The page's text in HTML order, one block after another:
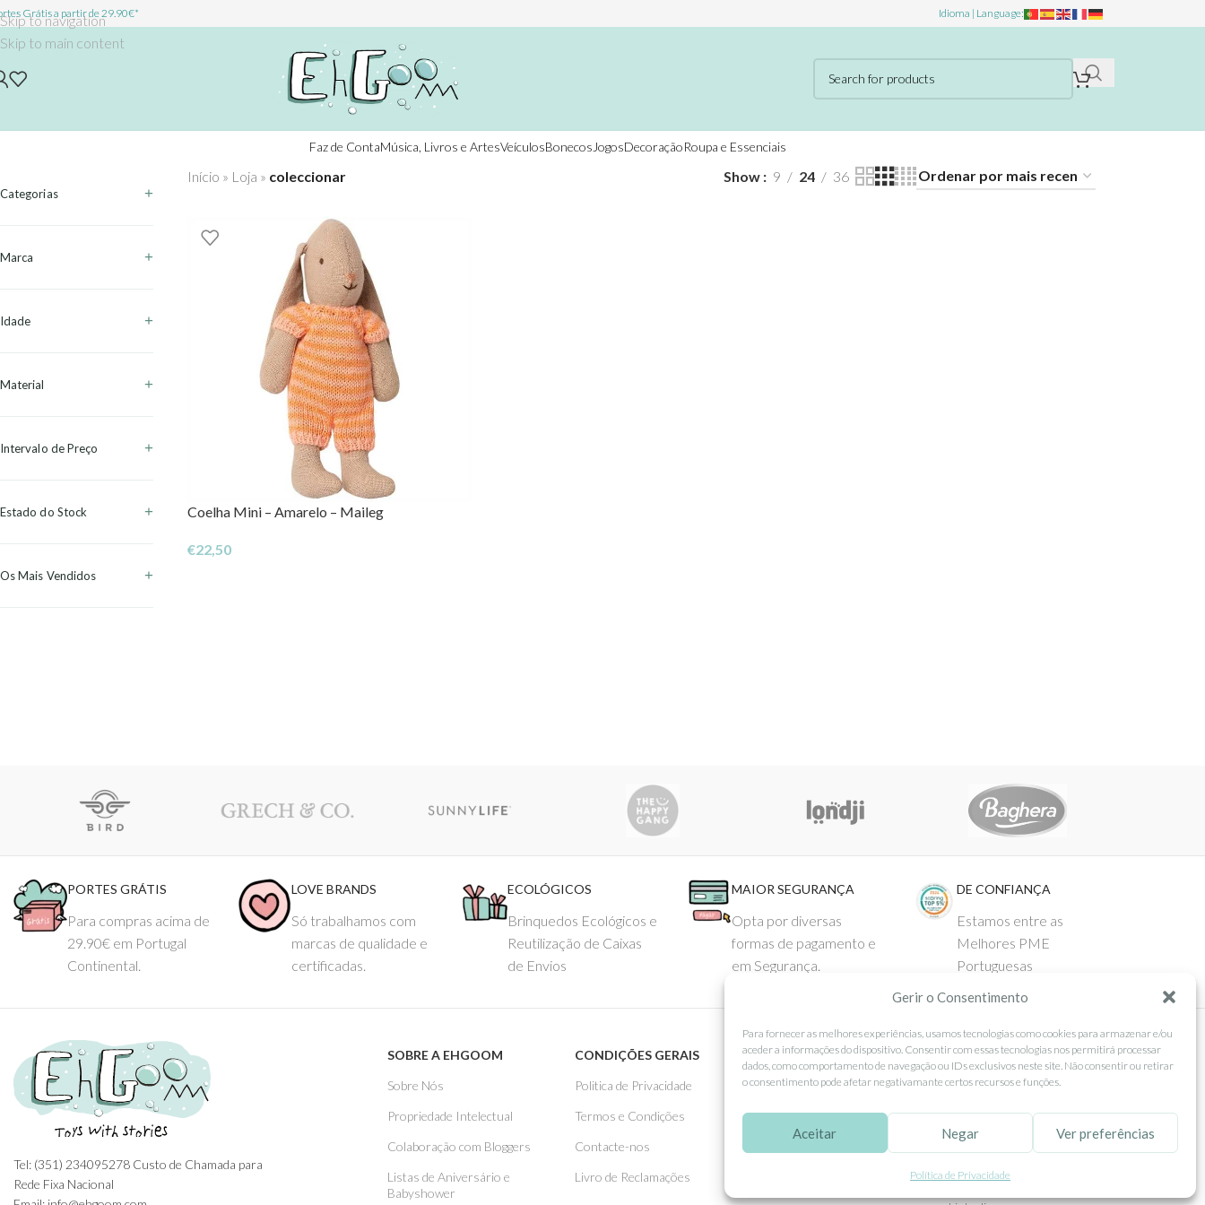
Gerir o Consentimento
Para fornecer as melhores experiências, usamos tecnologias como cookies para armazenar e/ou
aceder a informações do dispositivo. Consentir com essas tecnologias nos permitirá processar
dados, como comportamento de navegação ou IDs exclusivos neste site. Não consentir ou retirar
o consentimento pode afetar negativamante certos recursos e funções.
Aceitar Negar Ver preferências
Política de Privacidade
Skip to navigation
Skip to main content
Grátis a partir de 29.90€* Idioma | Language:
Faz de ContaMúsica, Livros e ArtesVeículosBonecos JogosDecoraçãoRoupa e Essenciais
Categorias
Marca
Idade
Material
Intervalo de Preço
Estado do Stock
Os Mais Vendidos
Início » Loja » coleccionar Show 9 24 36
Coelha Mini – Amarelo – Maileg
€22,50
PORTES GRÁTIS
Para compras acima de
29.90€ em Portugal
Continental.
LOVE BRANDS
Só trabalhamos com
marcas de qualidade e
certificadas.
ECOLÓGICOS
Brinquedos Ecológicos e
Reutilização de Caixas
de Envios
MAIOR SEGURANÇA
Opta por diversas
formas de pagamento e
em Segurança.
DE CONFIANÇA
Estamos entre as
Melhores PME
Portuguesas
Tel: (351) 234095278 Custo de Chamada para
Rede Fixa Nacional
SOBRE A EHGOOM
Sobre Nós
Propriedade Intelectual
Colaboração com Bloggers
Listas de Aniversário e
Babyshower
CONDIÇÕES GERAIS
Politica de Privacidade
Termos e Condições
Contacte-nos
Livro de Reclamações
APOIO AO CLIENTE
Como Comprar
Pagamentos
SEGUE-NOS
Facebook
Instagram
Pinterest
X